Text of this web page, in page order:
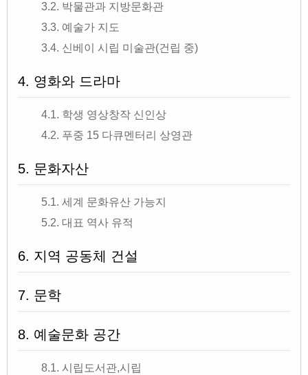
3.2. 박물관과 지방문화관
3.3. 예술가 지도
3.4. 신베이 시립 미술관(건립 중)
4. 영화와 드라마
4.1. 학생 영상창작 신인상
4.2. 푸중 15 다큐멘터리 상영관
5. 문화자산
5.1. 세계 문화유산 가능지
5.2. 대표 역사 유적
6. 지역 공동체 건설
7. 문학
8. 예술문화 공간
8.1. 시립도서관,시립